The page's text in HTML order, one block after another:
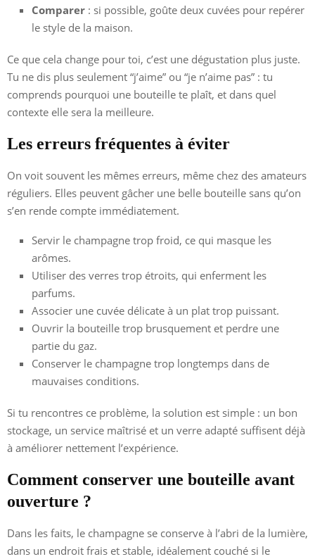
Comparer : si possible, goûte deux cuvées pour repérer
le style de la maison.
Ce que cela change pour toi, c’est une dégustation plus juste.
Tu ne dis plus seulement “j’aime” ou “je n’aime pas” : tu
comprends pourquoi une bouteille te plaît, et dans quel
contexte elle sera la meilleure.
Les erreurs fréquentes à éviter
On voit souvent les mêmes erreurs, même chez des amateurs
réguliers. Elles peuvent gâcher une belle bouteille sans qu’on
s’en rende compte immédiatement.
Servir le champagne trop froid, ce qui masque les
arômes.
Utiliser des verres trop étroits, qui enferment les
parfums.
Associer une cuvée délicate à un plat trop puissant.
Ouvrir la bouteille trop brusquement et perdre une
partie du gaz.
Conserver le champagne trop longtemps dans de
mauvaises conditions.
Si tu rencontres ce problème, la solution est simple : un bon
stockage, un service maîtrisé et un verre adapté suffisent déjà
à améliorer nettement l’expérience.
Comment conserver une bouteille avant
ouverture ?
Dans les faits, le champagne se conserve à l’abri de la lumière,
dans un endroit frais et stable, idéalement couché si le